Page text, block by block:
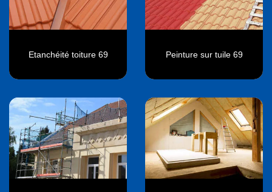
Etanchéité toiture 69 Peinture sur tuile 69